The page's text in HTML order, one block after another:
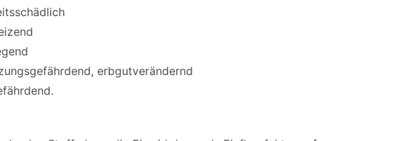
erbgutverändernd